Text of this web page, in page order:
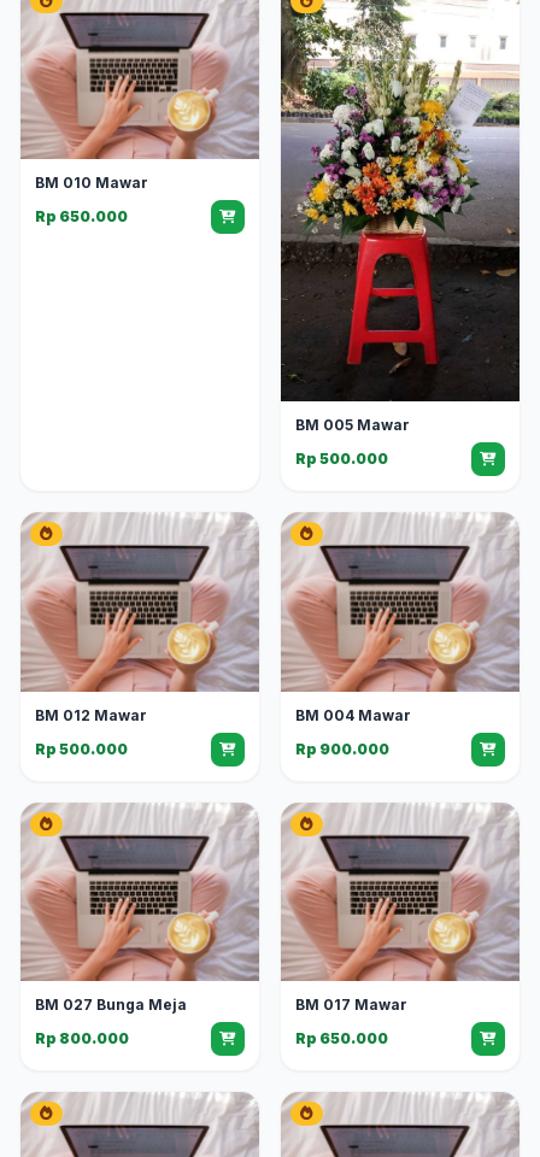
BM 010 Mawar
Rp 650.000
BM 005 Mawar
Rp 500.000
BM 012 Mawar
Rp 500.000
BM 004 Mawar
Rp 900.000
BM 027 Bunga Meja
Rp 800.000
BM 017 Mawar
Rp 650.000